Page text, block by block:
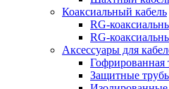
Коаксиальный кабель
RG-
RG-
Аксессуары для
Гофрированная
Защитные